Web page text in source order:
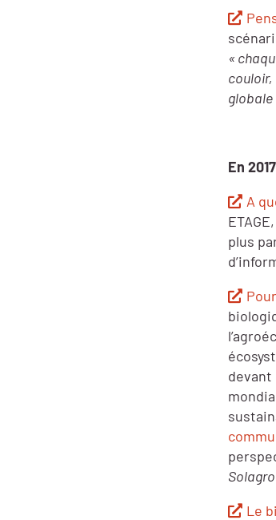
«
couloir,
globale
En 2017
A
plus
devant
Le